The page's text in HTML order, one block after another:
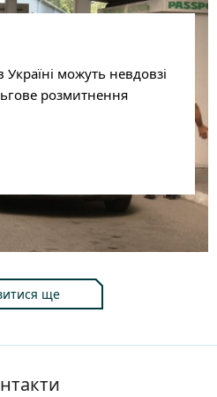
можуть невдовзі
розмитнення
ще